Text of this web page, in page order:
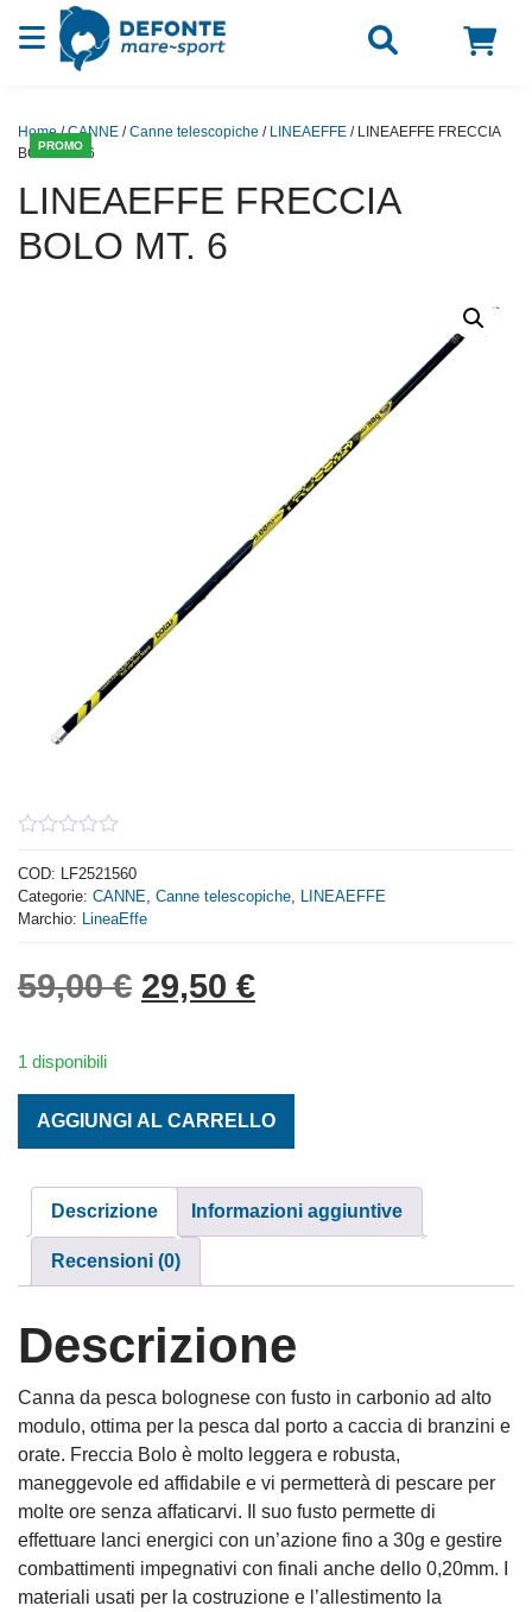
Vai al contenuto
PROMO
Home/CANNE /Canne telescopiche / LINEAEFFE / LINEAEFFE FRECCIA
BOLO MT. 6
LINEAEFFE FRECCIA
BOLO MT. 6
out
of
5
COD: LF2521560
Categorie: CANNE, Canne telescopiche, LINEAEFFE
Marchio: LineaEffe
59,00€ Il prezzo originale era:
29,50 €Il prezzo attuale
1 disponibili
AGGIUNGI AL CARRELLO
Descrizione Informazioni aggiuntive
Recensioni (0)
Descrizione
Canna da pesca bolognese con fusto in carbonio ad alto
modulo, ottima per la pesca dal porto a caccia di branzini e
orate. Freccia Bolo è molto leggera e robusta,
maneggevole ed affidabile e vi permetterà di pescare per
molte ore senza affaticarvi. Il suo fusto permette di
effettuare lanci energici con un’azione fino a 30g e gestire
combattimenti impegnativi con finali anche dello 0,20mm. I
materiali usati per la costruzione e l’allestimento la